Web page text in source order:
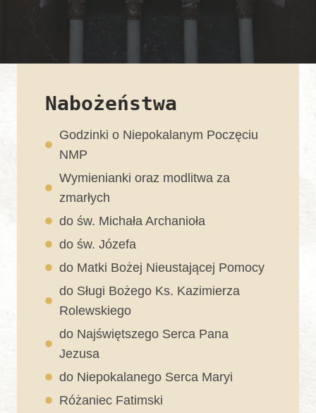
Nabożeństwa
Godzinki o Niepokalanym Poczęciu
NMP
Wymienianki oraz modlitwa za
zmarłych
do św. Michała Archanioła
do św. Józefa
do Matki Bożej Nieustającej Pomocy
do Sługi Bożego Ks. Kazimierza
Rolewskiego
do Najświętszego Serca Pana
Jezusa
do Niepokalanego Serca Maryi
Różaniec Fatimski